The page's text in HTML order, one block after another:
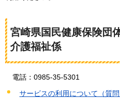
宮崎県国民健康保険団
介護福祉係
電話 ：0985-35-5301
サービスの利用について（質